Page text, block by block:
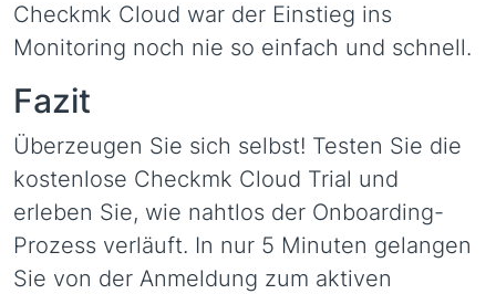
Checkmk Cloud war der Einstieg ins
Monitoring noch nie so einfach und schnell.
Fazit
Überzeugen Sie sich selbst! Testen Sie die
kostenlose Checkmk Cloud Trial und
erleben Sie, wie nahtlos der Onboarding-
Prozess verläuft. In nur 5 Minuten gelangen
Sie von der Anmeldung zum aktiven